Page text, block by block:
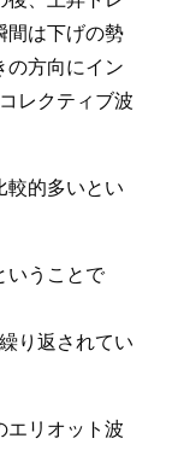
間は下げの勢
の方向にイン
レクティブ波
較的多いとい
いうことで
り返されてい
エリオット波